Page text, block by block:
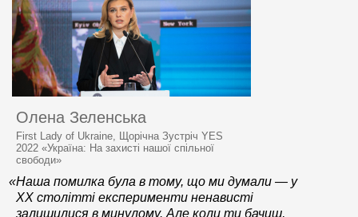
Олена Зеленська
First Lady of Ukraine, Щорічна Зустріч YES
2022 «Україна: На захисті нашої спільної
свободи»
«Наша помилка була в тому, що ми думали — у
XX столітті експерименти ненависті
залишилися в минулому. Але коли ти бачиш,